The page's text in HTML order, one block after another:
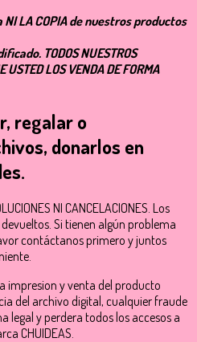
NI LA COPIA de nuestros productos
TODOS NUESTROS
USTED LOS VENDA DE FORMA
regalar o
donarlos en
NI CANCELACIONES. Los
Si tienen algún problema
contáctanos primero y juntos
impresion y venta del producto
del archivo digital, cualquier fraude
legal y perdera todos los accesos a
CHUIDEAS.